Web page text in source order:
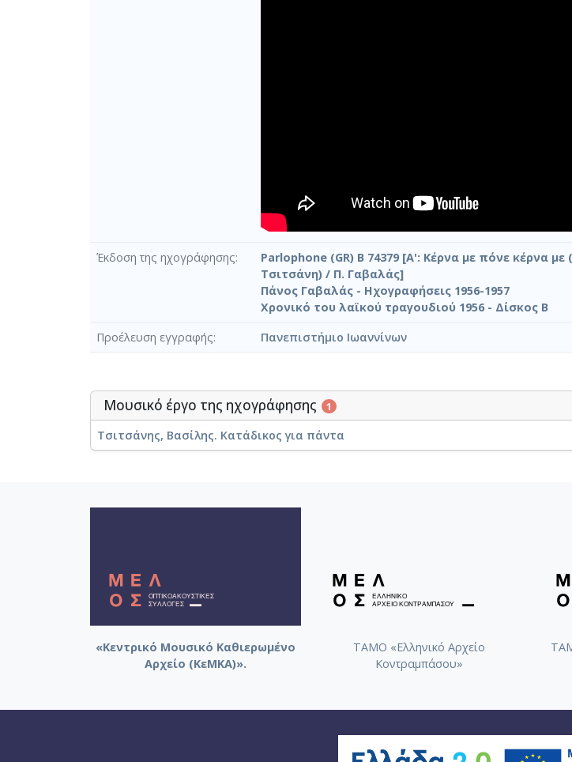
Έκδοση της ηχογράφησης
Parlophone (GR) B 74379 [Α': Κέρνα με πόνε κέρνα
Τσιτσάνη) / Π. Γαβαλάς]
Πάνος Γαβαλάς - Ηχογραφήσεις 1956-1957
Χρονικό του λαϊκού τραγουδιού 1956 - Δίσκος Β
Προέλευση εγγραφής
Πανεπιστήμιο Ιωαννίνων
Μουσικό έργο της ηχογράφησης 1
Τσιτσάνης, Βασίλης. Κατάδικος για πάντα
«Κεντρικό Μουσικό Καθιερωμένο
Αρχείο (ΚεΜΚΑ)».
ΤΑΜΟ «Ελληνικό Αρχείο
Κοντραμπάσου»